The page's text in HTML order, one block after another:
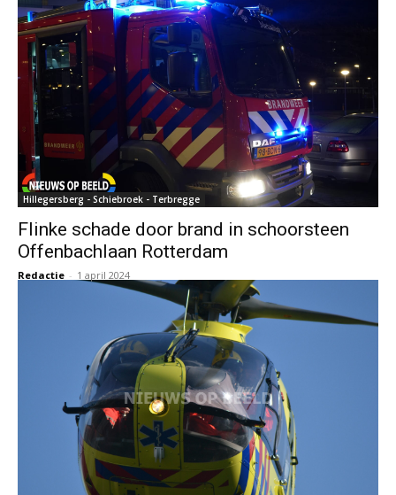
Hillegersberg - Schiebroek - Terbregge
Flinke schade door brand in schoorsteen
Offenbachlaan Rotterdam
Redactie - 1 april 2024